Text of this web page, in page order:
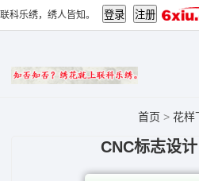
联科乐绣，绣人皆知。
首页 > 花样
CNC标志设